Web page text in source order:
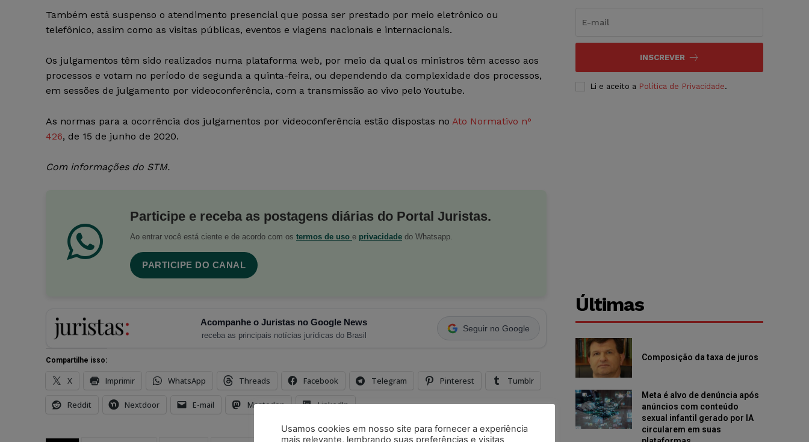
Também está suspenso o atendimento presencial que possa ser prestado por meio eletrônico ou
telefônico, assim como as visitas públicas, eventos e viagens nacionais e internacionais.
Os julgamentos têm sido realizados numa plataforma web, por meio da qual os ministros têm acesso aos
processos e votam no período de segunda a quinta-feira, ou dependendo da complexidade dos processos,
em sessões de julgamento por videoconferência, com a transmissão ao vivo pelo Youtube.
As normas para a ocorrência dos julgamentos por videoconferência estão dispostas no Ato Normativo n°
426, de 15 de junho de 2020.
Com informações do STM.
Participe e receba as postagens diárias do Portal Juristas.
Ao entrar você está ciente e de acordo com os termos de uso e privacidade do Whatsapp.
PARTICIPE DO CANAL
Acompanhe o Juristas no Google News
receba as principais notícias jurídicas do Brasil
Seguir no Google
Compartilhe isso:
X Imprimir WhatsApp Threads Facebook Telegram Pinterest Tumblr
Reddit Nextdoor E-mail Mastodon LinkedIn
INSCREVER
Li e aceito a Política de Privacidade.
Últimas
Composição da taxa de juros
Meta é alvo de denúncia após
anúncios com conteúdo
sexual infantil gerado por IA
circularem em suas
Usamos cookies em nosso site para fornecer a experiência
mais relevante, lembrando suas preferências e visitas